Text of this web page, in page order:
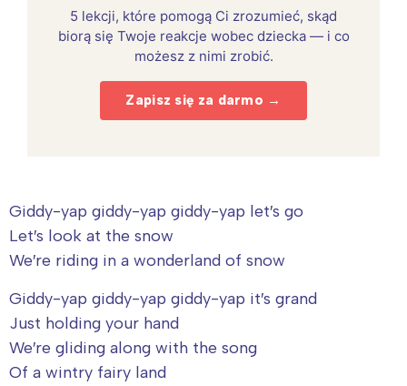
5 lekcji, które pomogą Ci zrozumieć, skąd
biorą się Twoje reakcje wobec dziecka — i co
możesz z nimi zrobić.
Zapisz się za darmo →
Giddy-yap giddy-yap giddy-yap let′s go
Let′s look at the snow
We′re riding in a wonderland of snow
Giddy-yap giddy-yap giddy-yap it′s grand
Just holding your hand
We′re gliding along with the song
Of a wintry fairy land